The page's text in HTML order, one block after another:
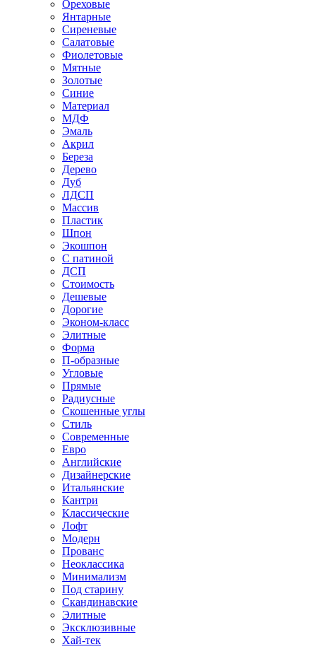
Ореховые
Янтарные
Сиреневые
Салатовые
Фиолетовые
Мятные
Золотые
Синие
Материал
МДФ
Эмаль
Акрил
Береза
Дерево
Дуб
ЛДСП
Массив
Пластик
Шпон
Экошпон
С патиной
ДСП
Стоимость
Дешевые
Дорогие
Эконом-класс
Элитные
Форма
П-образные
Угловые
Прямые
Радиусные
Скошенные углы
Стиль
Современные
Евро
Английские
Дизайнерские
Итальянские
Кантри
Классические
Лофт
Модерн
Прованс
Неоклассика
Минимализм
Под старину
Скандинавские
Элитные
Эксклюзивные
Хай-тек